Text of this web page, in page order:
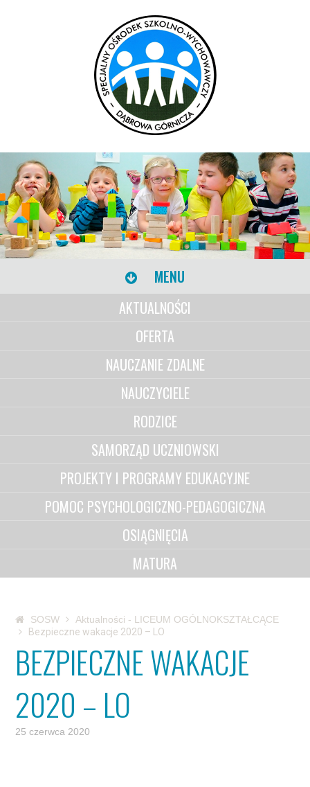
MENU
AKTUALNOŚCI
OFERTA
NAUCZANIE ZDALNE
NAUCZYCIELE
RODZICE
SAMORZĄD UCZNIOWSKI
PROJEKTY I PROGRAMY EDUKACYJNE
POMOC PSYCHOLOGICZNO-PEDAGOGICZNA
OSIĄGNIĘCIA
MATURA
SOSW
Aktualności - LICEUM OGÓLNOKSZTAŁCĄCE
Bezpieczne wakacje 2020 – LO
BEZPIECZNE WAKACJE
2020 – LO
25 czerwca 2020